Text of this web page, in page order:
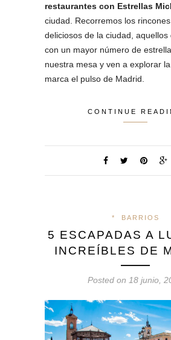
restaurantes con Estrellas
ciudad. Recorremos los
deliciosos de la ciudad, aquellos
con un mayor número de
nuestra mesa y ven a explorar
marca el pulso de Madrid.
CONTINUE
* BARRIOS
5 ESCAPADAS A
INCREÍBLES DE
Posted on 18 junio,